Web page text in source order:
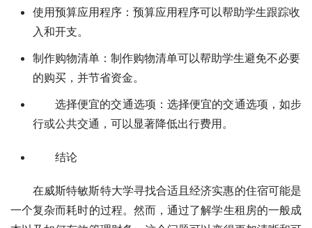
使用预算应用程序：预算应用程序可以帮助学生跟踪收
入和开支。
制作购物清单：制作购物清单可以帮助学生避免不必要
的购买，并节省资金。
选择便宜的交通选项：选择便宜的交通选项，如步
行或公共交通，可以显著降低出行费用。
结论
在威斯特敏斯特大学寻找合适且经济实惠的住宿可能是
一个复杂而耗时的过程。然而，通过了解学生租房的一般成